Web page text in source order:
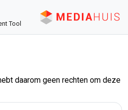
Tool
daarom geen rechten om deze